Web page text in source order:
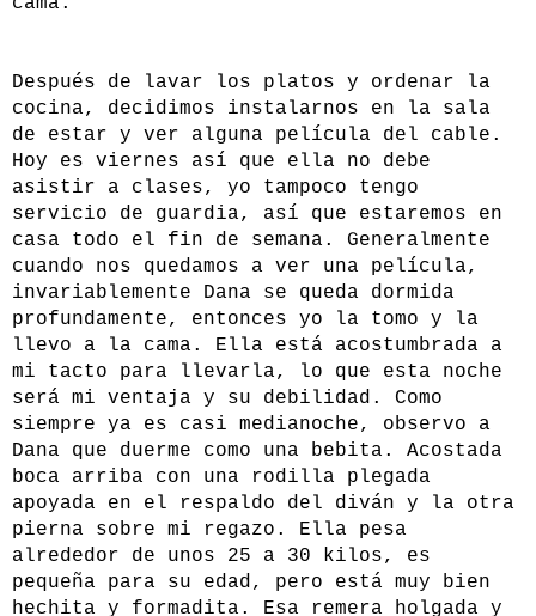
Después de lavar los platos y ordenar la
cocina, decidimos instalarnos en la sala
de estar y ver alguna película del cable.
Hoy es viernes así que ella no debe
asistir a clases, yo tampoco tengo
servicio de guardia, así que estaremos en
casa todo el fin de semana. Generalmente
cuando nos quedamos a ver una película,
invariablemente Dana se queda dormida
profundamente, entonces yo la tomo y la
llevo a la cama. Ella está acostumbrada a
mi tacto para llevarla, lo que esta noche
será mi ventaja y su debilidad. Como
siempre ya es casi medianoche, observo a
Dana que duerme como una bebita. Acostada
boca arriba con una rodilla plegada
apoyada en el respaldo del diván y la otra
pierna sobre mi regazo. Ella pesa
alrededor de unos 25 a 30 kilos, es
pequeña para su edad, pero está muy bien
hechita y formadita. Esa remera holgada y